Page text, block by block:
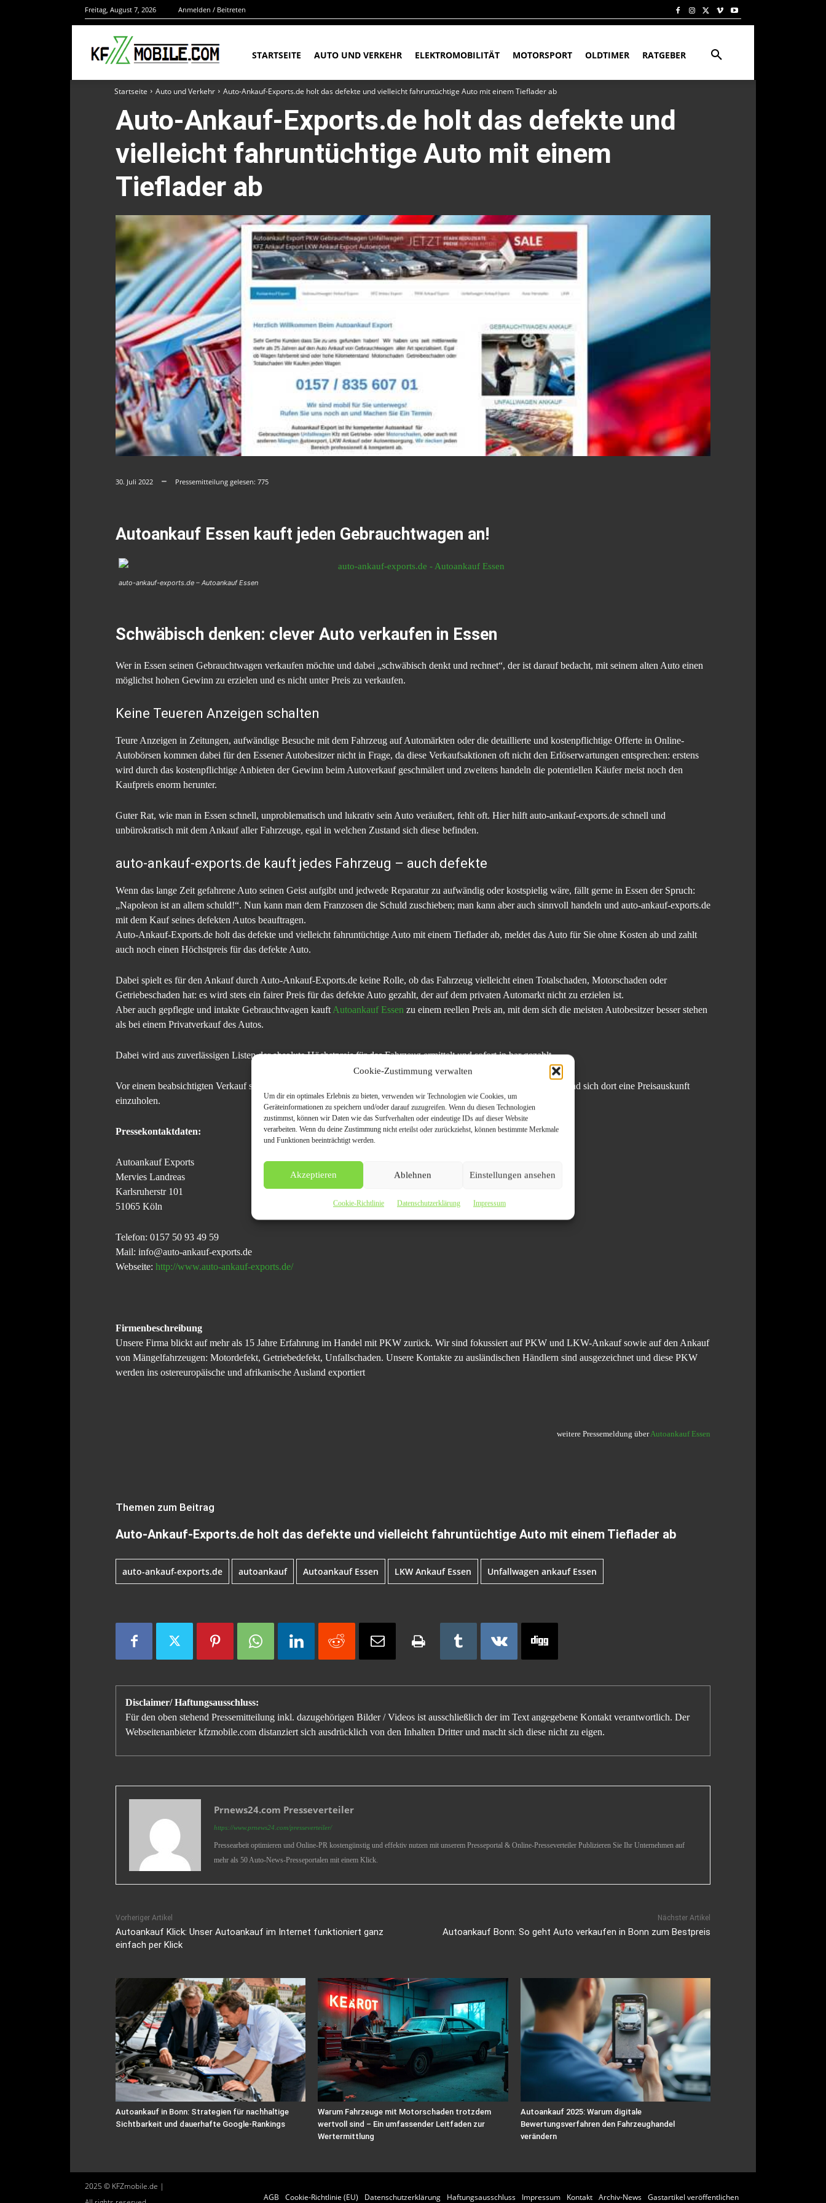
Cookie-Zustimmung verwalten
Um dir ein optimales Erlebnis zu bieten, verwenden wir Technologien wie Cookies, um
Geräteinformationen zu speichern und/oder darauf zuzugreifen. Wenn du diesen Technologien
zustimmst, können wir Daten wie das Surfverhalten oder eindeutige IDs auf dieser Website
verarbeiten. Wenn du deine Zustimmung nicht erteilst oder zurückziehst, können bestimmte Merkmale
und Funktionen beeinträchtigt werden.
Akzeptieren Ablehnen Einstellungen ansehen
Cookie-Richtlinie Datenschutzerklärung Impressum
Freitag, August 7, 2026 Anmelden / Beitreten
STARTSEITE AUTO UND VERKEHR ELEKTROMOBILITÄT MOTORSPORT OLDTIMER RATGEBER
Startseite Auto und Verkehr Auto-Ankauf-Exports.de holt das defekte und vielleicht fahruntüchtige Auto mit einem Tieflader ab
Auto-Ankauf-Exports.de holt das defekte und
vielleicht fahruntüchtige Auto mit einem
Tieflader ab
30. Juli 2022 Pressemitteilung gelesen: 775
Autoankauf Essen kauft jeden Gebrauchtwagen an!
auto-ankauf-exports.de – Autoankauf Essen
Schwäbisch denken: clever Auto verkaufen in Essen
Wer in Essen seinen Gebrauchtwagen verkaufen möchte und dabei „schwäbisch denkt und rechnet“, der ist darauf bedacht, mit seinem alten Auto einen
möglichst hohen Gewinn zu erzielen und es nicht unter Preis zu verkaufen.
Keine Teueren Anzeigen schalten
Teure Anzeigen in Zeitungen, aufwändige Besuche mit dem Fahrzeug auf Automärkten oder die detaillierte und kostenpflichtige Offerte in Online-
Autobörsen kommen dabei für den Essener Autobesitzer nicht in Frage, da diese Verkaufsaktionen oft nicht den Erlöserwartungen entsprechen: erstens
wird durch das kostenpflichtige Anbieten der Gewinn beim Autoverkauf geschmälert und zweitens handeln die potentiellen Käufer meist noch den
Kaufpreis enorm herunter.
Guter Rat, wie man in Essen schnell, unproblematisch und lukrativ sein Auto veräußert, fehlt oft. Hier hilft auto-ankauf-exports.de schnell und
unbürokratisch mit dem Ankauf aller Fahrzeuge, egal in welchen Zustand sich diese befinden.
auto-ankauf-exports.de kauft jedes Fahrzeug – auch defekte
Wenn das lange Zeit gefahrene Auto seinen Geist aufgibt und jedwede Reparatur zu aufwändig oder kostspielig wäre, fällt gerne in Essen der Spruch:
„Napoleon ist an allem schuld!“. Nun kann man dem Franzosen die Schuld zuschieben; man kann aber auch sinnvoll handeln und auto-ankauf-exports.de
mit dem Kauf seines defekten Autos beauftragen.
Auto-Ankauf-Exports.de holt das defekte und vielleicht fahruntüchtige Auto mit einem Tieflader ab, meldet das Auto für Sie ohne Kosten ab und zahlt
auch noch einen Höchstpreis für das defekte Auto.
Dabei spielt es für den Ankauf durch Auto-Ankauf-Exports.de keine Rolle, ob das Fahrzeug vielleicht einen Totalschaden, Motorschaden oder
Getriebeschaden hat: es wird stets ein fairer Preis für das defekte Auto gezahlt, der auf dem privaten Automarkt nicht zu erzielen ist.
Aber auch gepflegte und intakte Gebrauchtwagen kauft Autoankauf Essen zu einem reellen Preis an, mit dem sich die meisten Autobesitzer besser stehen
als bei einem Privatverkauf des Autos.
Dabei wird aus zuverlässigen Listen der absolute Höchstpreis für das Fahrzeug ermittelt und sofort in bar gezahlt.
Vor einem beabsichtigten Verkauf seines Autos lohnt es sich also allemale,
zu kontaktieren und sich dort eine Preisauskunft
einzuholen.
Pressekontaktdaten:
Autoankauf Exports
Mervies Landreas
Karlsruherstr 101
51065 Köln
Telefon: 0157 50 93 49 59
Mail: info@auto-ankauf-exports.de
Webseite: http://www.auto-ankauf-exports.de/
Firmenbeschreibung
Unsere Firma blickt auf mehr als 15 Jahre Erfahrung im Handel mit PKW zurück. Wir sind fokussiert auf PKW und LKW-Ankauf sowie auf den Ankauf
von Mängelfahrzeugen: Motordefekt, Getriebedefekt, Unfallschaden. Unsere Kontakte zu ausländischen Händlern sind ausgezeichnet und diese PKW
werden ins ostereuropäische und afrikanische Ausland exportiert
weitere Pressemeldung überAutoankauf Essen
Themen zum Beitrag
Auto-Ankauf-Exports.de holt das defekte und vielleicht fahruntüchtige Auto mit einem Tieflader ab
auto-ankauf-exports.de autoankauf Autoankauf Essen LKW Ankauf Essen Unfallwagen ankauf Essen
Disclaimer/ Haftungsausschluss:
Für den oben stehend Pressemitteilung inkl. dazugehörigen Bilder / Videos ist ausschließlich der im Text angegebene Kontakt verantwortlich. Der
Webseitenanbieter kfzmobile.com distanziert sich ausdrücklich von den Inhalten Dritter und macht sich diese nicht zu eigen.
Prnews24.com Presseverteiler
https://www.prnews24.com/presseverteiler/
Pressearbeit optimieren und Online-PR kostengünstig und effektiv nutzen mit unserem Presseportal & Online-Presseverteiler Publizieren Sie Ihr Unternehmen auf
mehr als 50 Auto-News-Presseportalen mit einem Klick.
Vorheriger Artikel
Autoankauf Klick: Unser Autoankauf im Internet funktioniert ganz
einfach per Klick
Nächster Artikel
Autoankauf Bonn: So geht Auto verkaufen in Bonn zum Bestpreis
Autoankauf in Bonn: Strategien für nachhaltige
Sichtbarkeit und dauerhafte Google-Rankings
Warum Fahrzeuge mit Motorschaden trotzdem
wertvoll sind – Ein umfassender Leitfaden zur
Wertermittlung
Autoankauf 2025: Warum digitale
Bewertungsverfahren den Fahrzeughandel
verändern
2025 © KFZmobile.de |
AGB Cookie-Richtlinie (EU) Datenschutzerklärung Haftungsausschluss Impressum Kontakt Archiv-News Gastartikel veröffentlichen